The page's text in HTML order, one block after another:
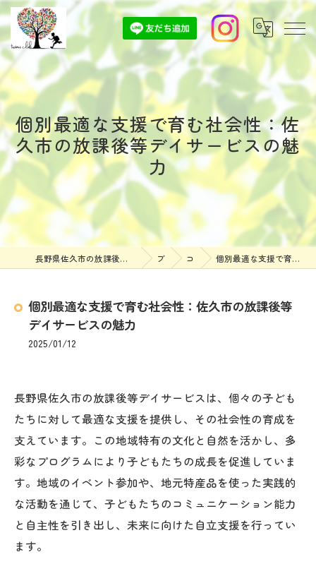
個別最適な支援で育む社会性：佐
久市の放課後等デイサービスの魅
力
長野県佐久市の放課後等デイサービスなら放課後等デイサービスついんずくらぶ ブログ コラム 個別最適な支援で育む社会性：佐久市の放課後等デイサービスの魅力
個別最適な支援で育む社会性：佐久市の放課後等
デイサービスの魅力
2025/01/12
長野県佐久市の放課後等デイサービスは、個々の子ども
たちに対して最適な支援を提供し、その社会性の育成を
支えています。この地域特有の文化と自然を活かし、多
彩なプログラムにより子どもたちの成長を促進していま
す。地域のイベント参加や、地元特産品を使った実践的
な活動を通じて、子どもたちのコミュニケーション能力
と自主性を引き出し、未来に向けた自立支援を行ってい
ます。